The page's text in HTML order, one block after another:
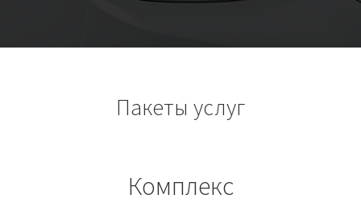
Пакеты услуг
Комплекс